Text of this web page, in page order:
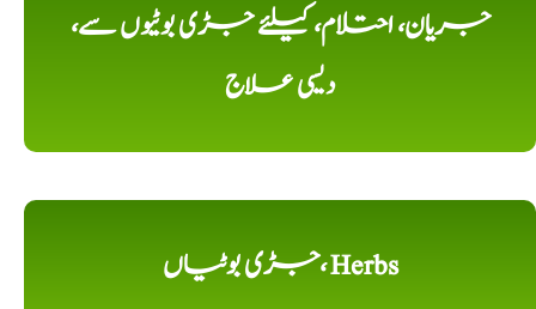
جریان، احتلام، کیلئے جڑی بوٹیوں سے،
دیسی علاج
جڑی بوٹیاں، Herbs